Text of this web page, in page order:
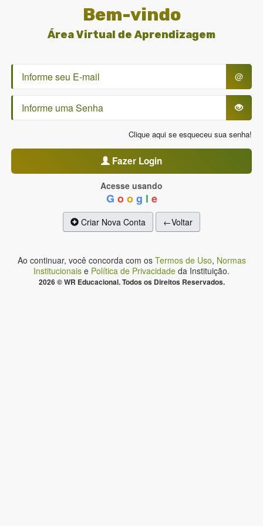
Bem-vindo
Área Virtual de Aprendizagem
@
Clique aqui se esqueceu sua senha!
Fazer Login
Acesse usando
G o o g l e
Criar Nova Conta ←Voltar
Ao continuar, você concorda com os Termos de Uso, Normas
Institucionais e Política de Privacidade da Instituição.
2026 © WR Educacional. Todos os Direitos Reservados.